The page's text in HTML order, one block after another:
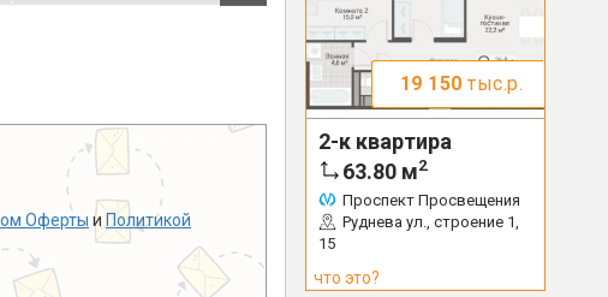
Оферты и Политикой
19 150 тыс.р.
2-к квартира
63.80 м2
Проспект Просвещения
Руднева ул., строение 1,
15
что это?